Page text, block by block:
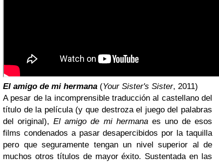
El amigo de mi hermana (Your Sister's Sister, 2011)
A pesar de la incomprensible traducción al castellano del
título de la película (y que destroza el juego del palabras
del original),El amigo de mi hermanaes uno de esos
films condenados a pasar desapercibidos por la taquilla
pero que seguramente tengan un nivel superior al de
muchos otros títulos de mayor éxito. Sustentada en las